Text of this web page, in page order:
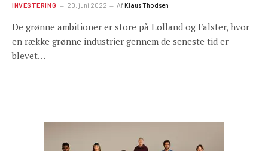
INVESTERING 20. juni 2022 AfKlaus Thodsen
De grønne ambitioner er store på Lolland og Falster, hvor
en række grønne industrier gennem de seneste tid er
blevet…